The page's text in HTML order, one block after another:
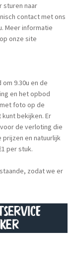
sturen naar
contact met ons
Meer informatie
onze site
9.30u en de
en het opbod
foto op de
bekijken. Er
de verloting die
prijzen en natuurlijk
per stuk.
zodat we er